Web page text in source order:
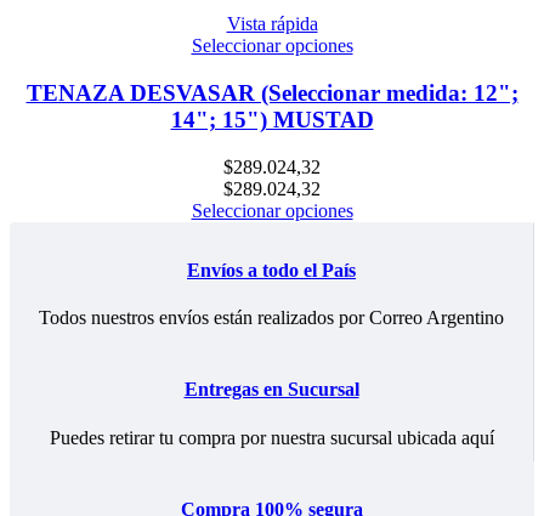
Vista rápida
Seleccionar opciones
TENAZA DESVASAR (Seleccionar medida: 12";
14"; 15") MUSTAD
$289.024,32
$289.024,32
Seleccionar opciones
Envíos a todo el País
Todos nuestros envíos están realizados por Correo Argentino
Entregas en Sucursal
Puedes retirar tu compra por nuestra sucursal ubicada aquí
Compra 100% segura